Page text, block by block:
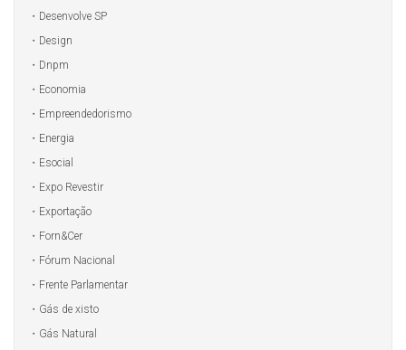
Desenvolve SP
Design
Dnpm
Economia
Empreendedorismo
Energia
Esocial
Expo Revestir
Exportação
Forn&Cer
Fórum Nacional
Frente Parlamentar
Gás de xisto
Gás Natural